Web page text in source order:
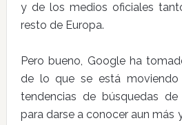
y de los medios oficiales
resto de Europa.
Pero bueno, Google ha
de lo que se está moviendo
tendencias de búsquedas
para darse a conocer aun más